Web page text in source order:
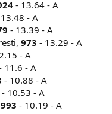
- 13.64 - A
- A
- 13.39 - A
973 - 13.29 - A
- A
11.6 - A
- 10.88 - A
- 10.53 - A
993 - 10.19 - A